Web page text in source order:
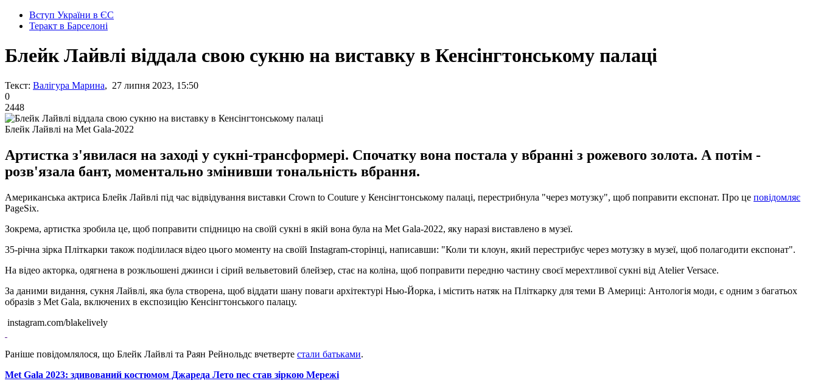
Вступ України в ЄС
Теракт в Барселоні
Блейк Лайвлі віддала свою сукню на виставку в Кенсінгтонському палаці
Текст: Валігура Марина, 27 липня 2023, 15:50
0
2448
Блейк Лайвлі на Met Gala-2022
Артистка з'явилася на заході у сукні-трансформері. Спочатку вона постала у вбранні з рожевого золота. А потім -
розв'язала бант, моментально змінивши тональність вбрання.
Американська актриса Блейк Лайвлі під час відвідування виставки Crown to Couture у Кенсінгтонському палаці, перестрибнула "через мотузку", щоб поправити експонат. Про це повідомляє
PageSix.
Зокрема, артистка зробила це, щоб поправити спідницю на своїй сукні в якій вона була на Met Gala-2022, яку наразі виставлено в музеї.
35-річна зірка Пліткарки також поділилася відео цього моменту на своїй Instagram-сторінці, написавши: "Коли ти клоун, який перестрибує через мотузку в музеї, щоб полагодити експонат".
На відео акторка, одягнена в розкльошені джинси і сірий вельветовий блейзер, стає на коліна, щоб поправити передню частину своєї мерехтливої сукні від Atelier Versace.
За даними видання, сукня Лайвлі, яка була створена, щоб віддати шану поваги архітектурі Нью-Йорка, і містить натяк на Пліткарку для теми В Америці: Антологія моди, є одним з багатьох
образів з Met Gala, включених в експозицію Кенсінгтонського палацу.
instagram.com/blakelively
Раніше повідомлялося, що Блейк Лайвлі та Раян Рейнольдс вчетверте стали батьками.
Met Gala 2023: здивований костюмом Джареда Лето пес став зіркою Мережі